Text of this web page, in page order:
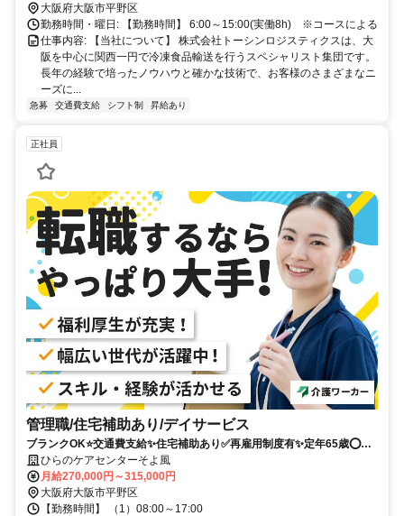
大阪府大阪市平野区
勤務時間・曜日: 【勤務時間】 6:00～15:00(実働8h) ※コースによる
仕事内容: 【当社について】 株式会社トーシンロジスティクスは、大
阪を中心に関西一円で冷凍食品輸送を行うスペシャリスト集団です。
長年の経験で培ったノウハウと確かな技術で、お客様のさまざまなニ
ーズに...
急募 交通費支給 シフト制 昇給あり
正社員
管理職/住宅補助あり/デイサービス
ブランクOK⭐️交通費支給✨住宅補助あり✅️再雇用制度有✨定年65歳⭕️担
当者オススメ✨研修支援有❗️駅チカ
ひらのケアセンターそよ風
月給270,000円～315,000円
大阪府大阪市平野区
【勤務時間】 （1）08:00～17:00